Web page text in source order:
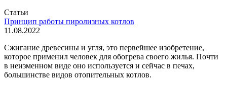
Статьи
Принцип работы пиролизных котлов
11.08.2022
Сжигание древесины и угля, это первейшее изобретение,
которое применил человек для обогрева своего жилья. Почти
в неизменном виде оно используется и сейчас в печах,
большинстве видов отопительных котлов.